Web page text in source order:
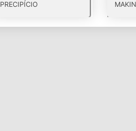
PRECIPÍCIO